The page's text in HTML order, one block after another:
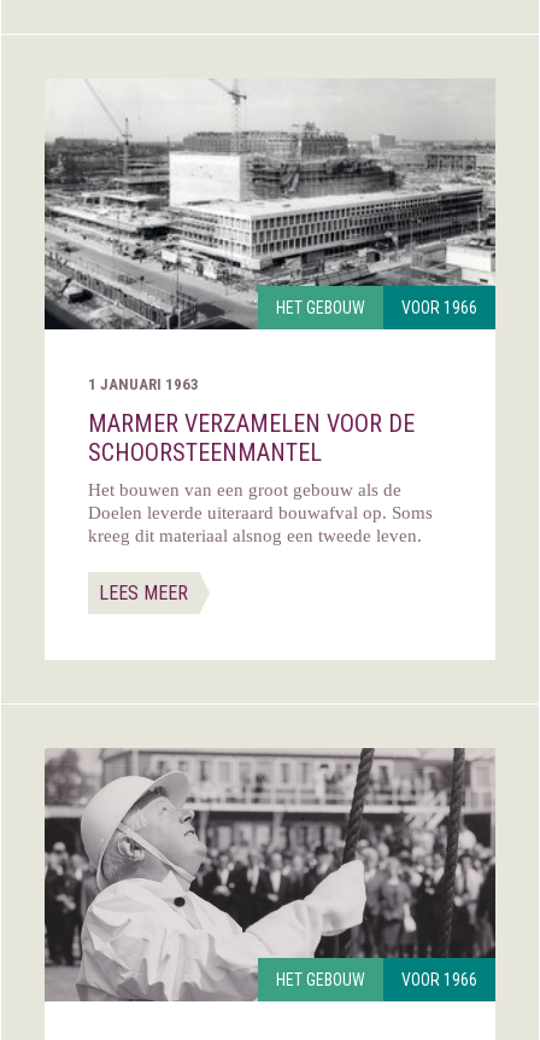
HET GEBOUW VOOR 1966
1 JANUARI 1963
MARMER VERZAMELEN VOOR DE
SCHOORSTEEN­MANTEL
Het bouwen van een groot gebouw als de
Doelen leverde uiteraard bouwafval op. Soms
kreeg dit materiaal alsnog een tweede leven.
LEES MEER
HET GEBOUW VOOR 1966